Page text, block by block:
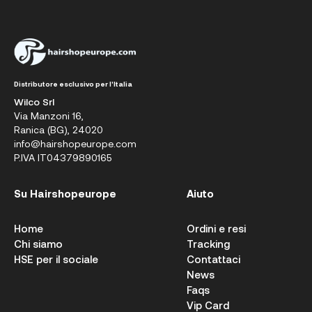
Distributore esclusivo per l'Italia
Wilco Srl
Via Manzoni 16,
Ranica (BG), 24020
info@hairshopeurope.com
P.IVA IT04379890165
Su Hairshopeurope
Home
Chi siamo
HSE per il sociale
Aiuto
Ordini e resi
Tracking
Contattaci
News
Faqs
Vip Card